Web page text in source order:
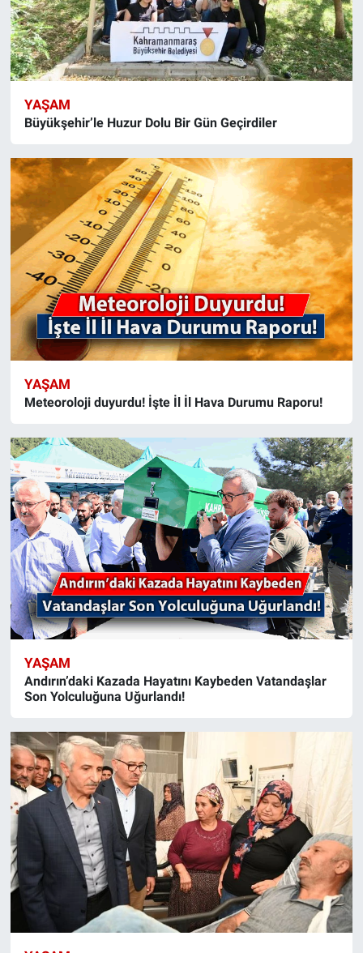
YAŞAM
Büyükşehir’le Huzur Dolu Bir Gün Geçirdiler
YAŞAM
Meteoroloji duyurdu! İşte İl İl Hava Durumu Raporu!
YAŞAM
Andırın’daki Kazada Hayatını Kaybeden Vatandaşlar
Son Yolculuğuna Uğurlandı!